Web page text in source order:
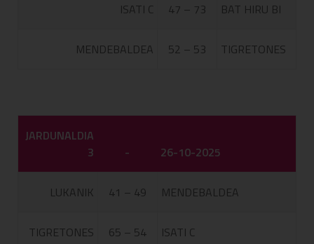
ISATI C 47 – 73 BAT HIRU BI
MENDEBALDEA 52 – 53 TIGRETONES
JARDUNALDIA
3
- 26-10-2025
LUKANIK 41 – 49 MENDEBALDEA
TIGRETONES 65 – 54 ISATI C